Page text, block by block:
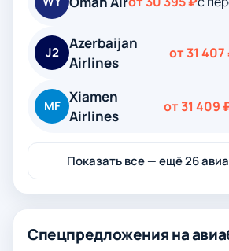
J2
Azerbaijan
Airlines
от 31
MF
Xiamen
Airlines
от 31 409
Показать все — ещё 26
Спецпредложения на